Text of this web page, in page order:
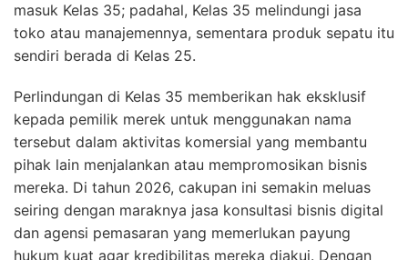
masuk Kelas 35; padahal, Kelas 35 melindungi jasa
toko atau manajemennya, sementara produk sepatu itu
sendiri berada di Kelas 25.
Perlindungan di Kelas 35 memberikan hak eksklusif
kepada pemilik merek untuk menggunakan nama
tersebut dalam aktivitas komersial yang membantu
pihak lain menjalankan atau mempromosikan bisnis
mereka. Di tahun 2026, cakupan ini semakin meluas
seiring dengan maraknya jasa konsultasi bisnis digital
dan agensi pemasaran yang memerlukan payung
hukum kuat agar kredibilitas mereka diakui. Dengan